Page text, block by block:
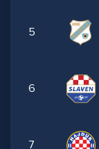
5
6
7